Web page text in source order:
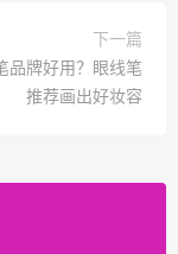
下一篇
品牌好用？眼线笔
推荐画出好妆容